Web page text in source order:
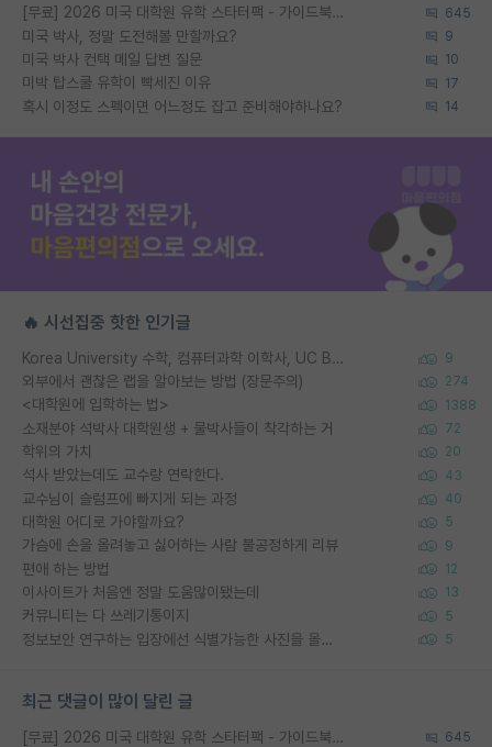
[무료] 2026 미국 대학원 유학 스타터팩 - 가이드북 & 합격자 컨택메일 템플릿 645
미국 박사, 정말 도전해볼 만할까요? 9
미국 박사 컨택 메일 답변 질문 10
미박 탑스쿨 유학이 빡세진 이유 17
혹시 이정도 스펙이면 어느정도 잡고 준비해야하나요? 14
🔥 시선집중 핫한 인기글
Korea University 수학, 컴퓨터과학 이학사, UC Berkeley 산업공학 대학원 공학박사가 되는 것은 쉽지 않겠죠? 9
외부에서 괜찮은 랩을 알아보는 방법 (장문주의) 274
<대학원에 입학하는 법> 1388
소재분야 석박사 대학원생 + 물박사들이 착각하는 거 72
학위의 가치 20
석사 받았는데도 교수랑 연락한다. 43
교수님이 슬럼프에 빠지게 되는 과정 40
대학원 어디로 가야할까요? 5
가슴에 손을 올려놓고 싫어하는 사람 불공정하게 리뷰 9
편애 하는 방법 12
이사이트가 처음엔 정말 도움많이됐는데 13
커뮤니티는 다 쓰레기통이지 5
정보보안 연구하는 입장에선 식별가능한 사진을 올리는건 비추이긴함 5
최근 댓글이 많이 달린 글
[무료] 2026 미국 대학원 유학 스타터팩 - 가이드북 & 합격자 컨택메일 템플릿 645